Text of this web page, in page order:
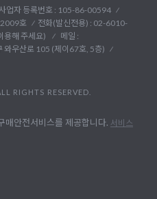
업자 등록번호 : 105-86-00594
호
전화(발신전용) : 02-6010-
용해 주세요)
메일 :
와우산로 105 (제이67호, 5층)
RIGHTS RESERVED.
매안전서비스를 제공합니다. 서비스